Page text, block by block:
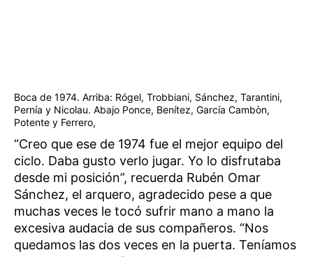
Boca de 1974. Arriba: Rógel, Trobbiani, Sánchez, Tarantini,
Pernía y Nicolau. Abajo Ponce, Benítez, García Cambòn,
Potente y Ferrero,
“Creo que ese de 1974 fue el mejor equipo del
ciclo. Daba gusto verlo jugar. Yo lo disfrutaba
desde mi posición”, recuerda Rubén Omar
Sánchez, el arquero, agradecido pese a que
muchas veces le tocó sufrir mano a mano la
excesiva audacia de sus compañeros. “Nos
quedamos las dos veces en la puerta. Teníamos